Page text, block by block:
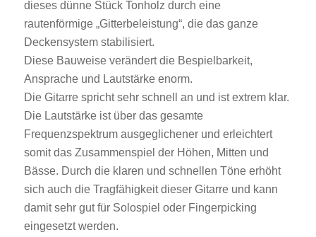
dieses dünne Stück Tonholz durch eine
rautenförmige „Gitterbeleistung“, die das ganze
Deckensystem stabilisiert.
Diese Bauweise verändert die Bespielbarkeit,
Ansprache und Lautstärke enorm.
Die Gitarre spricht sehr schnell an und ist extrem klar.
Die Lautstärke ist über das gesamte
Frequenzspektrum ausgeglichener und erleichtert
somit das Zusammenspiel der Höhen, Mitten und
Bässe. Durch die klaren und schnellen Töne erhöht
sich auch die Tragfähigkeit dieser Gitarre und kann
damit sehr gut für Solospiel oder Fingerpicking
eingesetzt werden.